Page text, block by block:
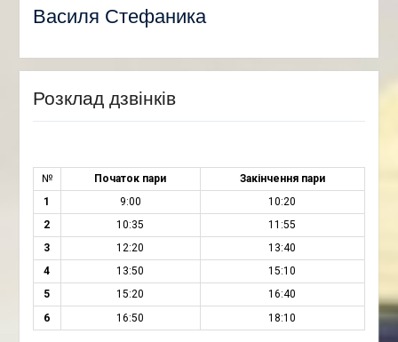
Василя Стефаника
Розклад дзвінків
№ Початок пари
Закінчення пари
1
9:00
10:20
2
10:35
11:55
3
12:20
13:40
4
13:50
15:10
5
15:20
16:40
6
16:50 18:10